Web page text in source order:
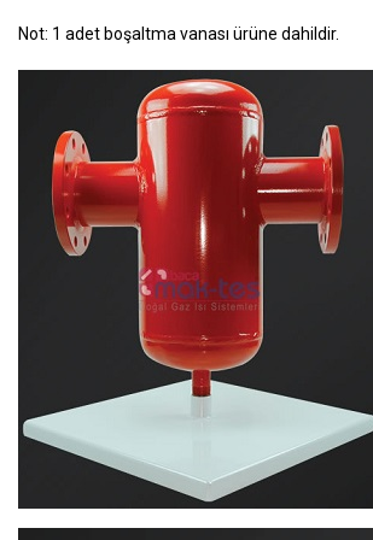
Not: 1 adet boşaltma vanası ürüne dahildir.